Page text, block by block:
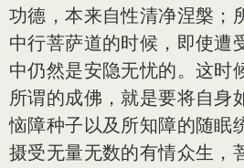
功德，本来自性清净涅槃；
中行菩萨道的时候，即使遭
中仍然是安隐无忧的。这时
所谓的成佛，就是要将自身
恼障种子以及所知障的随眠
摄受无量无数的有情众生，